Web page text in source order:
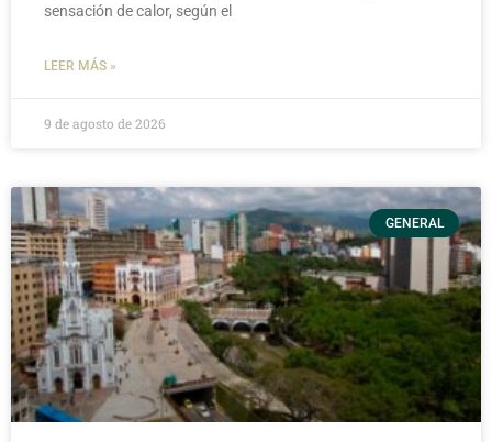
sensación de calor, según el
LEER MÁS »
9 de agosto de 2026
GENERAL